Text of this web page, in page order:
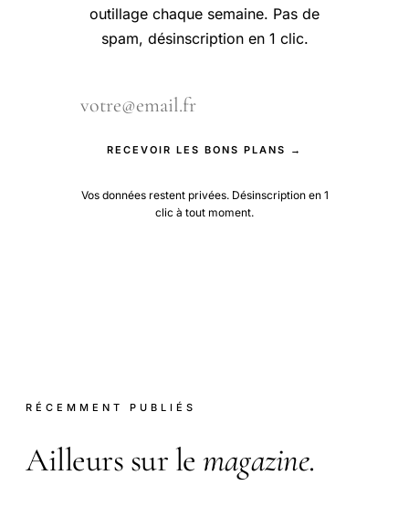
outillage chaque semaine. Pas de
spam, désinscription en 1 clic.
RECEVOIR LES BONS PLANS →
Vos données restent privées. Désinscription en 1
clic à tout moment.
RÉCEMMENT PUBLIÉS
Ailleurs sur le magazine.